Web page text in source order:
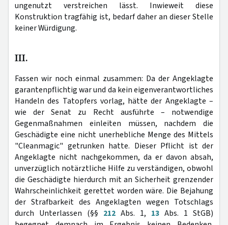
ungenutzt verstreichen lässt. Inwieweit diese
Konstruktion tragfähig ist, bedarf daher an dieser Stelle
keiner Würdigung.
III.
Fassen wir noch einmal zusammen: Da der Angeklagte
garantenpflichtig war und da kein eigenverantwortliches
Handeln des Tatopfers vorlag, hätte der Angeklagte –
wie der Senat zu Recht ausführte – notwendige
Gegenmaßnahmen einleiten müssen, nachdem die
Geschädigte eine nicht unerhebliche Menge des Mittels
"Cleanmagic" getrunken hatte. Dieser Pflicht ist der
Angeklagte nicht nachgekommen, da er davon absah,
unverzüglich notärztliche Hilfe zu verständigen, obwohl
die Geschädigte hierdurch mit an Sicherheit grenzender
Wahrscheinlichkeit gerettet worden wäre. Die Bejahung
der Strafbarkeit des Angeklagten wegen Totschlags
durch Unterlassen (§§ 212 Abs. 1, 13 Abs. 1 StGB)